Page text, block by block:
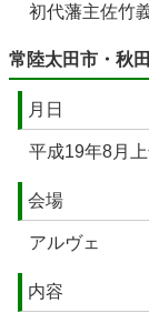
初代藩主佐竹
常陸太田市・秋
月日
平成19年8月
会場
アルヴェ
内容